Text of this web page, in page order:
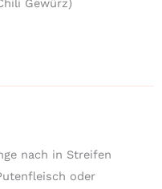
Gewürz)
nach in Streifen
oder